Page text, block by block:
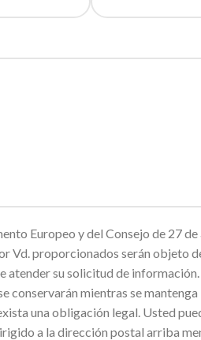
Europeo y del Consejo de 27
Vd. proporcionados serán
su solicitud de
mientras se
una obligación legal. Usted
a la dirección postal arriba